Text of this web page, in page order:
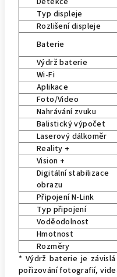
Typ displeje
Rozlišení displeje
Baterie
Výdrž baterie
Wi-Fi
Aplikace
Foto/Video
Nahrávání zvuku
Balistický výpočet
Laserový dálkoměr
Reality +
Vision +
Digitální stabilizace
obrazu
Připojení N-Link
Typ připojení
Voděodolnost
Hmotnost
Rozměry
* Výdrž baterie je
pořizování fotografií,